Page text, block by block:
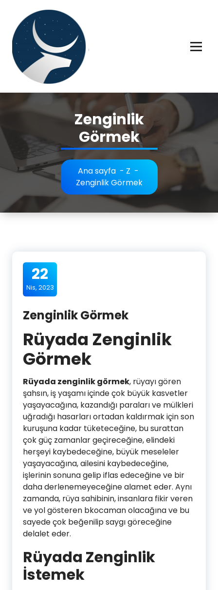
Zenginlik
Görmek
Ana sayfa- Z -
Zenginlik Görmek
22
Nis, 2023
Zenginlik Görmek
Rüyada Zenginlik
Görmek
Rüyada zenginlik görmek, rüyayı gören
şahsın, iş yaşamı içinde çok büyük kasvetler
yaşayacağına, kazandığı paraları ve mülkleri
uğradığı hasarları ortadan kaldırmak için son
kuruşuna kadar tüketeceğine, bu surattan
çok güç zamanlar geçireceğine, elindeki
herşeyi kaybedeceğine, büyük meseleler
yaşayacağına, ailesini kaybedeceğine,
işlerinin sonuna gelip iflas edeceğine ve bir
daha derlenemeyeceğine alamet eder. Aynı
zamanda, rüya sahibinin, insanlara fikir veren
ve yol gösteren bkocaman olacağına ve bu
sayede çok beğenilip saygı göreceğine
delalet eder.
Rüyada Zenginlik
İstemek